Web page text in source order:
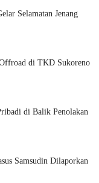
Selamatan Jenang
di TKD Sukoreno
di Balik Penolakan
Samsudin Dilaporkan